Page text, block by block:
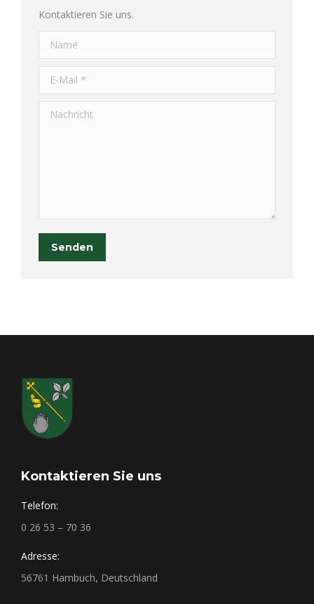
Kontaktieren Sie uns.
Name
E-Mail *
Nachricht
Senden
Kontaktieren Sie uns
Telefon:
0 26 53 – 70 36
Adresse:
56761 Hambuch, Deutschland